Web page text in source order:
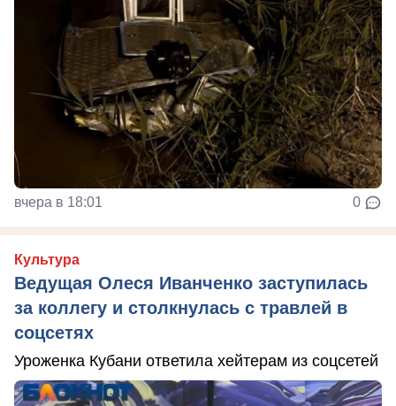
вчера в 18:01 0
Культура
Ведущая Олеся Иванченко заступилась
за коллегу и столкнулась с травлей в
соцсетях
Уроженка Кубани ответила хейтерам из соцсетей